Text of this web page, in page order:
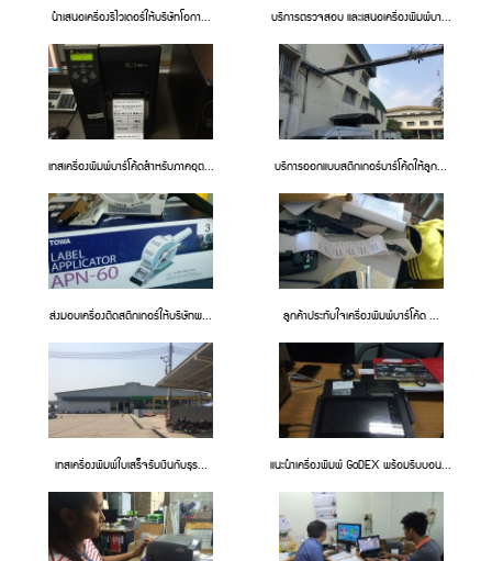
นำเสนอเครื่องรีไวเดอร์ให้บริษัทโอกา... บริการตรวจสอบ และเสนอเครื่องพิมพ์บา...
เทสเครื่องพิมพ์บาร์โค้ดสำหรับภาคอุต... บริการออกแบบสติกเกอร์บาร์โค้ดให้ลูก...
ส่งมอบเครื่องติดสติกเกอร์ให้บริษัทผ... ลูกค้าประทับใจเครื่องพิมพ์บาร์โค้ด ...
เทสเครื่องพิมพ์ใบเสร็จรับเงินกับธุร... แนะนำเครื่องพิมพ์ GoDEX พร้อมริบบอน...